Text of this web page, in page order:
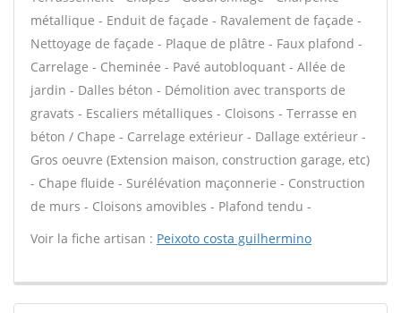
métallique - Enduit de façade - Ravalement de façade -
Nettoyage de façade - Plaque de plâtre - Faux plafond -
Carrelage - Cheminée - Pavé autobloquant - Allée de
jardin - Dalles béton - Démolition avec transports de
gravats - Escaliers métalliques - Cloisons - Terrasse en
béton / Chape - Carrelage extérieur - Dallage extérieur -
Gros oeuvre (Extension maison, construction garage, etc)
- Chape fluide - Surélévation maçonnerie - Construction
de murs - Cloisons amovibles - Plafond tendu -
Voir la fiche artisan : Peixoto costa guilhermino